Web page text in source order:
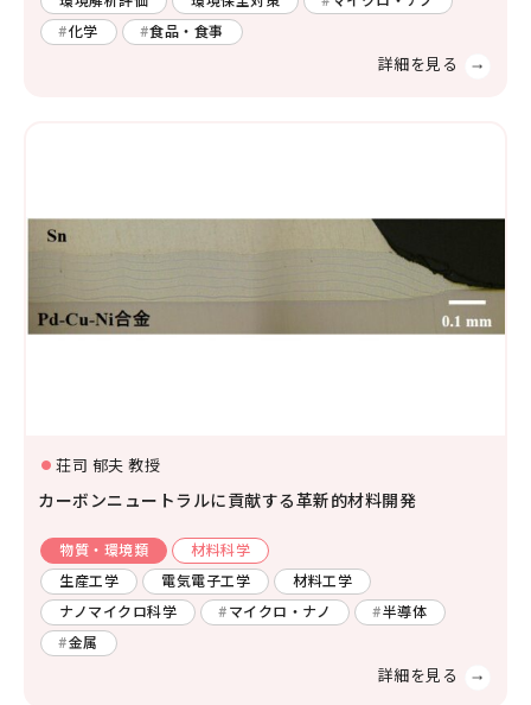
化学
食品・食事
荘司 郁夫 教授
カーボンニュートラルに貢献する革新的材料開発
物質・環境類
材料科学
生産工学
電気電子工学
材料工学
ナノマイクロ科学
マイクロ・ナノ
半導体
金属